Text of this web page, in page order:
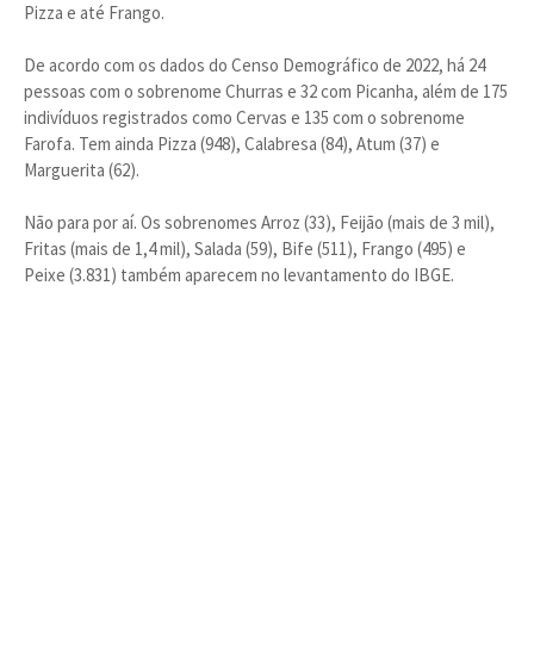
Pizza e até Frango.
De acordo com os dados do Censo Demográfico de 2022, há 24
pessoas com o sobrenome Churras e 32 com Picanha, além de 175
indivíduos registrados como Cervas e 135 com o sobrenome
Farofa. Tem ainda Pizza (948), Calabresa (84), Atum (37) e
Marguerita (62).
Não para por aí. Os sobrenomes Arroz (33), Feijão (mais de 3 mil),
Fritas (mais de 1,4 mil), Salada (59), Bife (511), Frango (495) e
Peixe (3.831) também aparecem no levantamento do IBGE.